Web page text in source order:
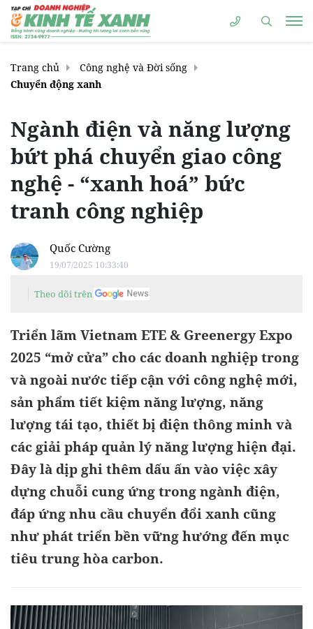
Trang chủ
Công nghệ và Đời sống
Chuyển động xanh
Ngành điện và năng lượng
bứt phá chuyển giao công
nghệ - “xanh hoá” bức
tranh công nghiệp
Quốc Cường
19/07/2025 10:33:40
Theo dõi trên
Triển lãm Vietnam ETE & Greenergy Expo
2025 “mở cửa” cho các doanh nghiệp trong
và ngoài nước tiếp cận với công nghệ mới,
sản phẩm tiết kiệm năng lượng, năng
lượng tái tạo, thiết bị điện thông minh và
các giải pháp quản lý năng lượng hiện đại.
Đây là dịp ghi thêm dấu ấn vào việc xây
dựng chuỗi cung ứng trong ngành điện,
đáp ứng nhu cầu chuyển đổi xanh cũng
như phát triển bền vững hướng đến mục
tiêu trung hòa carbon.